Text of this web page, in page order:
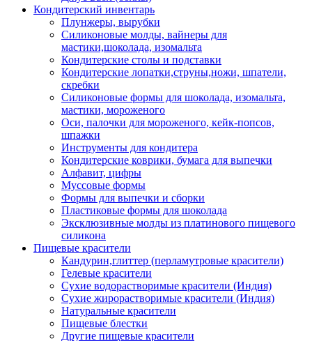
Кондитерский инвентарь
Плунжеры, вырубки
Силиконовые молды, вайнеры для
мастики,шоколада, изомальта
Кондитерские столы и подставки
Кондитерские лопатки,струны,ножи, шпатели,
скребки
Силиконовые формы для шоколада, изомальта,
мастики, мороженого
Оси, палочки для мороженого, кейк-попсов,
шпажки
Инструменты для кондитера
Кондитерские коврики, бумага для выпечки
Алфавит, цифры
Муссовые формы
Формы для выпечки и сборки
Пластиковые формы для шоколада
Эксклюзивные молды из платинового пищевого
силикона
Пищевые красители
Кандурин,глиттер (перламутровые красители)
Гелевые красители
Сухие водорастворимые красители (Индия)
Сухие жирорастворимые красители (Индия)
Натуральные красители
Пищевые блестки
Другие пищевые красители